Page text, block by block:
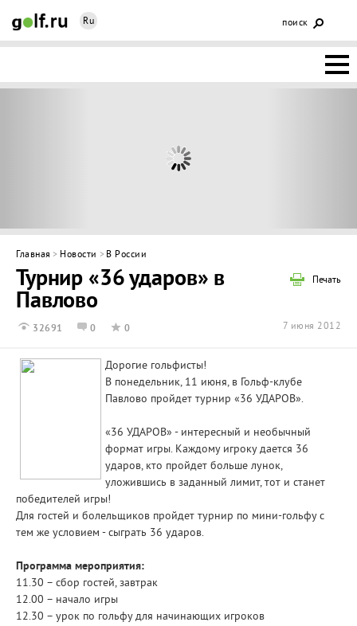
Ru поиск
ГОЛЬФ-
ИНТЕРАКТИВ
Главная > Новости > В России
Печать
Турнир «36 ударов» в
Павлово
32691 0 0 7 июня 2012
Дорогие гольфисты!
В понедельник, 11 июня, в Гольф-клубе
Павлово пройдет турнир «36 УДАРОВ».
«36 УДАРОВ» - интересный и необычный
формат игры. Каждому игроку дается 36
ударов, кто пройдет больше лунок,
уложившись в заданный лимит, тот и станет
победителей игры!
Для гостей и болельщиков пройдет турнир по мини-гольфу с
тем же условием - сыграть 36 ударов.
Программа мероприятия:
11.30 – сбор гостей, завтрак
12.00 – начало игры
12.30 – урок по гольфу для начинающих игроков